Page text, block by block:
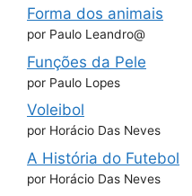
Forma dos animais
por Paulo Leandro@
Funções da Pele
por Paulo Lopes
Voleibol
por Horácio Das Neves
A História do Futebol
por Horácio Das Neves